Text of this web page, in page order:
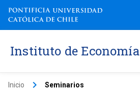
Instituto de Economía
Inicio keyboard_arrow_right Seminarios